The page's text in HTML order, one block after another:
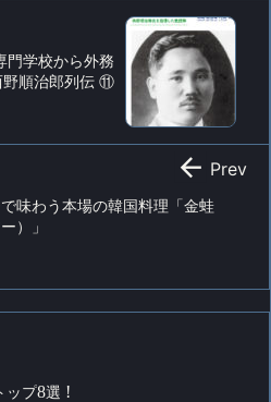
門学校から外務
野順治郎列伝 ⑪
で味わう本場の韓国料理「金蛙
）」
 Prev
ップ8選 !